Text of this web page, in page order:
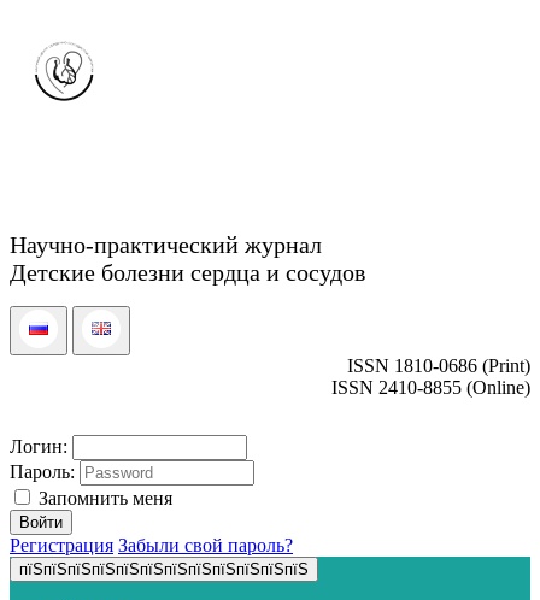
Научно-практический журнал
Детские болезни сердца и сосудов
ISSN 1810-0686 (Print)
ISSN 2410-8855 (Online)
Логин:
Пароль:
Запомнить меня
Регистрация Забыли свой пароль?
пїЅпїЅпїЅпїЅпїЅпїЅпїЅпїЅпїЅпїЅпїЅпїЅ